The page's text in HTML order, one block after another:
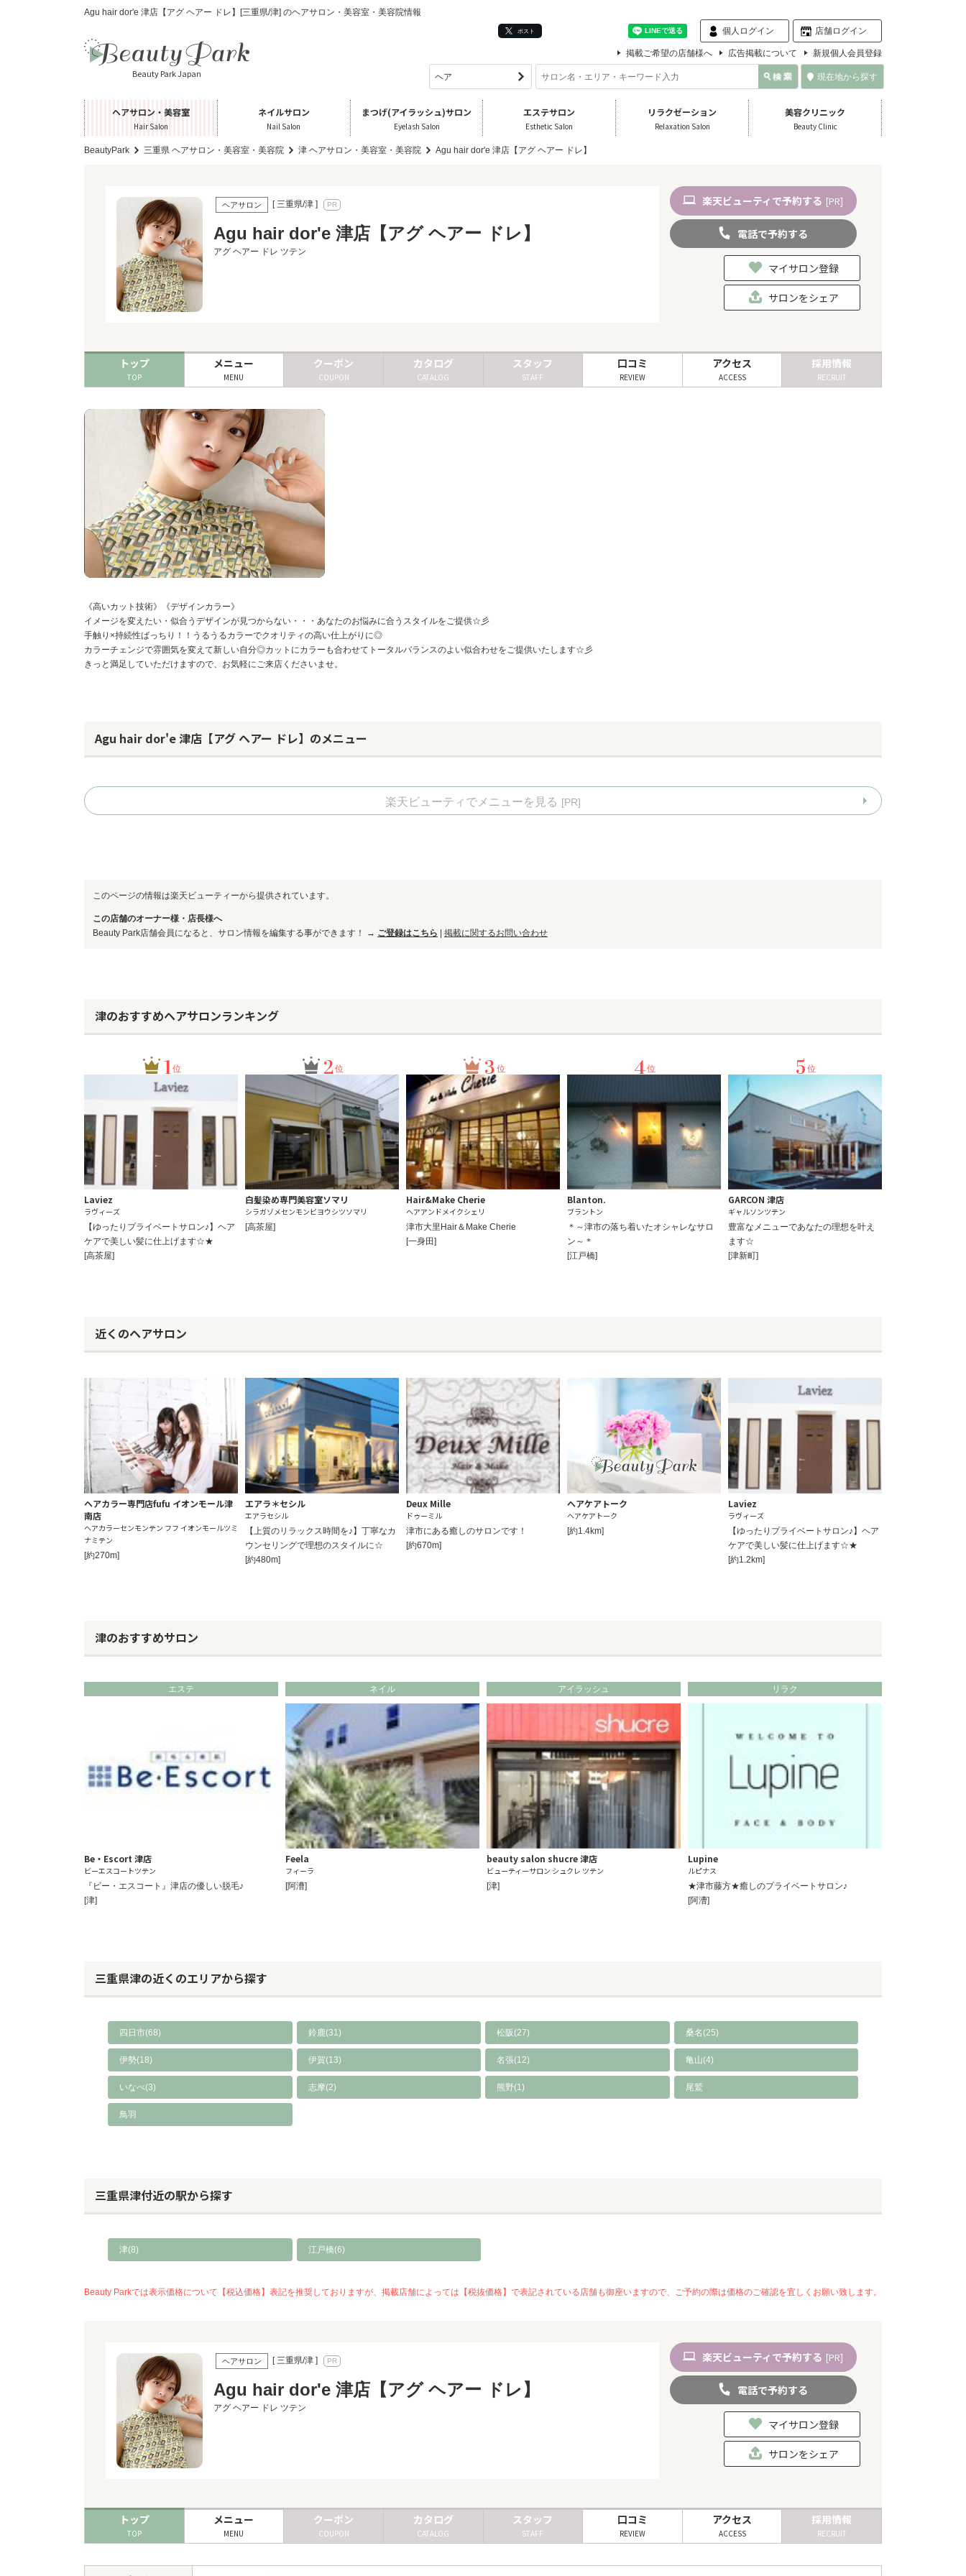
Agu hair dor'e 津店【アグ ヘアー ドレ】[三重県/津] のヘアサロン・美容室・美容院情報
ポスト 個人ログイン 店舗ログイン
Beauty Park Japan
掲載ご希望の店舗様へ 広告掲載について 新規個人会員登録
現在地から探す
ヘアサロン・美容室
Hair Salon
ネイルサロン
Nail Salon
まつげ(アイラッシュ)サロン
Eyelash Salon
エステサロン
Esthetic Salon
リラクゼーション
Relaxation Salon
美容クリニック
Beauty Clinic
BeautyPark 三重県 ヘアサロン・美容室・美容院 津 ヘアサロン・美容室・美容院 Agu hair dor'e 津店【アグ ヘアー ドレ】
ヘアサロン [ 三重県/津 ]
Agu hair dor'e 津店【アグ ヘアー ドレ】
アグ ヘアー ドレ ツテン
楽天ビューティ で予約する [PR]
電話で予約する
マイサロン登録
サロンをシェア
トップ
TOP
メニュー
MENU
クーポン
COUPON
カタログ
CATALOG
スタッフ
STAFF
口コミ
REVIEW
アクセス
ACCESS
採用情報
RECRUIT
《高いカット技術》《デザインカラー》
イメージを変えたい・似合うデザインが見つからない・・・あなたのお悩みに合うスタイルをご提供☆彡
手触り×持続性ばっちり！！うるうるカラーでクオリティの高い仕上がりに◎
カラーチェンジで雰囲気を変えて新しい自分◎カットにカラーも合わせてトータルバランスのよい似合わせをご提供いたします☆彡
きっと満足していただけますので、お気軽にご来店くださいませ。
Agu hair dor'e 津店【アグ ヘアー ドレ】のメニュー
楽天ビューティでメニューを見る [PR]
このページの情報は楽天ビューティーから提供されています。
この店舗のオーナー様・店長様へ
Beauty Park店舗会員になると、サロン情報を編集する事ができます！ → ご登録はこちら | 掲載に関するお問い合わせ
津のおすすめヘアサロンランキング
1位
Laviez
ラヴィーズ
【ゆったりプライベートサロン♪】ヘア
ケアで美しい髪に仕上げます☆★
[高茶屋]
2 位
白髪染め専門美容室ソマリ
シラガゾメセンモンビヨウシツソマリ
[高茶屋]
3 位
Hair&Make Cherie
ヘアアンドメイクシェリ
津市大里Hair＆Make Cherie
[一身田]
4位
Blanton.
ブラントン
＊～津市の落ち着いたオシャレなサロ
ン～＊
[江戸橋]
5 位
GARCON 津店
ギャルソンツテン
豊富なメニューであなたの理想を叶え
ます☆
[津新町]
近くのヘアサロン
ヘアカラー専門店fufu イオンモール津
南店
ヘアカラーセンモンテン フフ イオンモールツミ
ナミテン
[約270m]
エアラ＊セシル
エアラセシル
【上質のリラックス時間を♪】丁寧なカ
ウンセリングで理想のスタイルに☆
[約480m]
Deux Mille
ドゥーミル
津市にある癒しのサロンです！
[約670m]
へアケアトーク
ヘアケアトーク
[約1.4km]
Laviez
ラヴィーズ
【ゆったりプライベートサロン♪】ヘア
ケアで美しい髪に仕上げます☆★
[約1.2km]
津のおすすめサロン
エステ
Be・Escort 津店
ビーエスコートツテン
『ビー・エスコート』津店の優しい脱毛♪
[津]
ネイル
Feela
フィーラ
[阿漕]
アイラッシュ
beauty salon shucre 津店
ビューティーサロン シュクレ ツテン
[津]
リラク
Lupine
ルピナス
★津市藤方★癒しのプライベートサロン♪
[阿漕]
三重県津の近くのエリアから探す
四日市(68) 鈴鹿(31) 松阪(27) 桑名(25)
伊勢(18) 伊賀(13) 名張(12) 亀山(4)
いなべ(3) 志摩(2) 熊野(1) 尾鷲
鳥羽
三重県津付近の駅から探す
津(8) 江戸橋(6)
Beauty Parkでは表示価格について【税込価格】表記を推奨しておりますが、掲載店舗によっては【税抜価格】で表記されている店舗も御座いますので、ご予約の際は価格のご確認を宜しくお願い致します。
ヘアサロン [ 三重県/津 ]
Agu hair dor'e 津店【アグ ヘアー ドレ】
アグ ヘアー ドレ ツテン
楽天ビューティ で予約する [PR]
電話で予約する
マイサロン登録
サロンをシェア
トップ
TOP
メニュー
MENU
クーポン
COUPON
カタログ
CATALOG
スタッフ
STAFF
口コミ
REVIEW
アクセス
ACCESS
採用情報
RECRUIT